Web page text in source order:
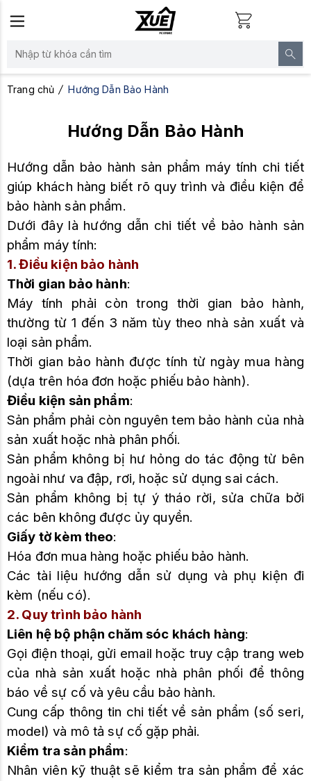
Trang chủ Hướng Dẫn Bảo Hành
Hướng Dẫn Bảo Hành
Hướng dẫn bảo hành sản phẩm máy tính chi tiết
giúp khách hàng biết rõ quy trình và điều kiện để
bảo hành sản phẩm.
Dưới đây là hướng dẫn chi tiết về bảo hành sản
phẩm máy tính:
1. Điều kiện bảo hành
Thời gian bảo hành:
Máy tính phải còn trong thời gian bảo hành,
thường từ 1 đến 3 năm tùy theo nhà sản xuất và
loại sản phẩm.
Thời gian bảo hành được tính từ ngày mua hàng
(dựa trên hóa đơn hoặc phiếu bảo hành).
Điều kiện sản phẩm:
Sản phẩm phải còn nguyên tem bảo hành của nhà
sản xuất hoặc nhà phân phối.
Sản phẩm không bị hư hỏng do tác động từ bên
ngoài như va đập, rơi, hoặc sử dụng sai cách.
Sản phẩm không bị tự ý tháo rời, sửa chữa bởi
các bên không được ủy quyền.
Giấy tờ kèm theo:
Hóa đơn mua hàng hoặc phiếu bảo hành.
Các tài liệu hướng dẫn sử dụng và phụ kiện đi
kèm (nếu có).
2. Quy trình bảo hành
Liên hệ bộ phận chăm sóc khách hàng:
Gọi điện thoại, gửi email hoặc truy cập trang web
của nhà sản xuất hoặc nhà phân phối để thông
báo về sự cố và yêu cầu bảo hành.
Cung cấp thông tin chi tiết về sản phẩm (số seri,
model) và mô tả sự cố gặp phải.
Kiểm tra sản phẩm:
Nhân viên kỹ thuật sẽ kiểm tra sản phẩm để xác